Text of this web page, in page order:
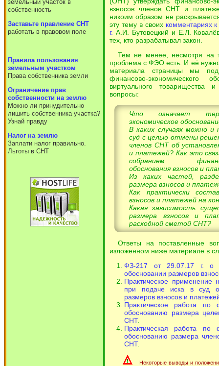
земельный участок в
собственность
Заставьте правление СНТ
работать в правовом поле
Правила пользования
земельным участком
Права собственника земли
Ограничение прав
собственности на землю
Можно ли принудительно
лишить собственника участка?
Узнай правду
Налог на землю
Заплати налог правильно.
Льготы в СНТ
взносов членов СНТ и
никоим образом не
эту тему в своих комментариях
г. А.И. Бутовецкий и Е.Л.
тех, кто разрабатывал закон.
Тем не менее, несмотря на
проблема с ФЭО есть. И её
материала страницы мы
финансово-экономического
виртуального
вопросы:
Что означает
экономическое
В каких случаях можно и
суд с целью отмены
членов СНТ об
и платежей? Как это
собранием
обоснования взносов и
Из каких частей,
размера взносов и
Как практически
взносов и платежей на
Какая зависимость
размера взносов и
расходной сметой СНТ?
Ответы на поставленные
изложенном ниже материале в
ФЗ-217 от 29.07.17 г. о
обосновании размеров
Практическое
при подаче иска в суд о
размеров взносов и
Практическое работа по
обоснованию размера
СНТ.
Практическая работа по
обоснованию размера
СНТ.
Некоторые выводы и